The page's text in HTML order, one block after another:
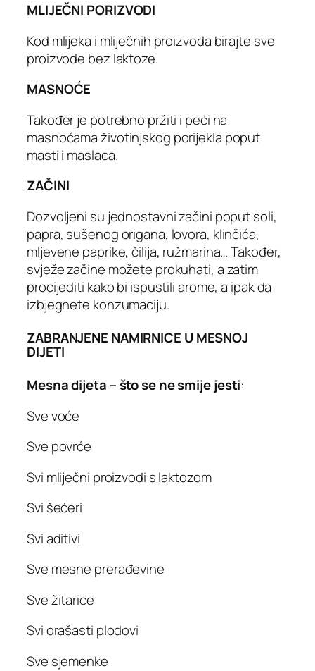
MLIJEČNI PORIZVODI
Kod mlijeka i mliječnih proizvoda birajte sve
proizvode bez laktoze.
MASNOĆE
Također je potrebno pržiti i peći na
masnoćama životinjskog porijekla poput
masti i maslaca.
ZAČINI
Dozvoljeni su jednostavni začini poput soli,
papra, sušenog origana, lovora, klinčića,
mljevene paprike, čilija, ružmarina… Također,
svježe začine možete prokuhati, a zatim
procijediti kako bi ispustili arome, a ipak da
izbjegnete konzumaciju.
ZABRANJENE NAMIRNICE U MESNOJ
DIJETI
Mesna dijeta – što se ne smije jesti:
Sve voće
Sve povrće
Svi mliječni proizvodi s laktozom
Svi šećeri
Svi aditivi
Sve mesne prerađevine
Sve žitarice
Svi orašasti plodovi
Sve sjemenke